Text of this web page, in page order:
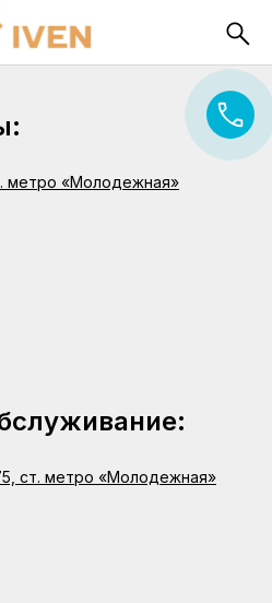
метро «Молодежная»
ст. метро «Молодежная»